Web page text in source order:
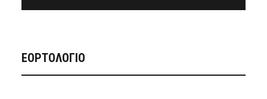
ΕΟΡΤΟΛΟΓΙΟ